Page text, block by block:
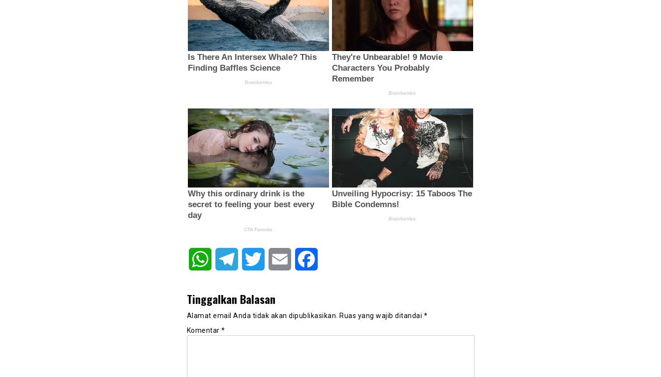
WhatsAppTelegram Twitter Email
Tinggalkan Balasan
Alamat email Anda tidak akan dipublikasikan. Ruas yang wajib ditandai *
Komentar *